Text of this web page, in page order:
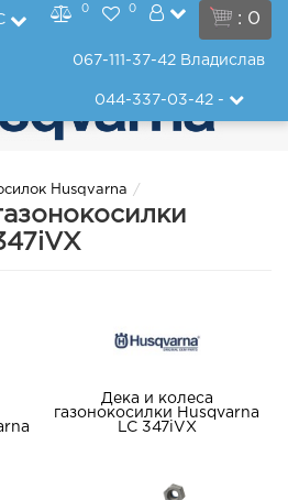
: 0
0 0
067-111-37-42 Владислав
044-337-03-42-
Husqvarna
Дека и колеса
газонокосилки Husqvarna
LC 347iVX